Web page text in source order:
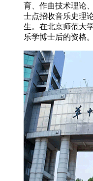
育、作曲技术理论
士点招收音乐史理
生。在北京师范大
乐学博士后的资格。